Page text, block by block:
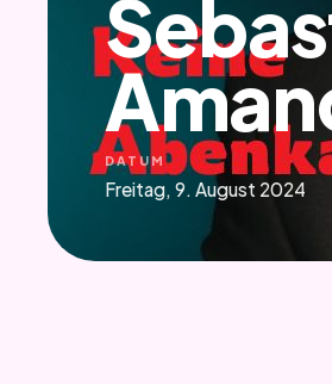
DATUM
Freitag, 9. August 2024